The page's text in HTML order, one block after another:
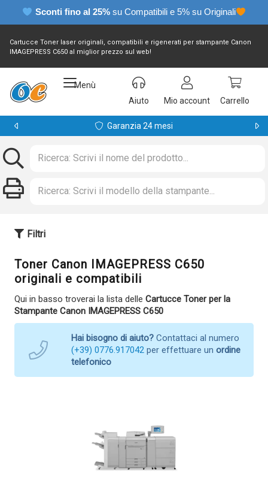
Sconti fino al 25% su Compatibili e 5% su Originali
Cartucce Toner laser originali, compatibili e rigenerati per stampante Canon
IMAGEPRESS C650 al miglior prezzo sul web!
Menù
Aiuto
Mio account Carrello
Garanzia 24 mesi
Filtri
Toner Canon IMAGEPRESS C650
originali e compatibili
Qui in basso troverai la lista delle Cartucce Toner per la
Stampante Canon IMAGEPRESS C650
Hai bisogno di aiuto? Contattaci al numero
(+39) 0776.917042 per effettuare un ordine
telefonico